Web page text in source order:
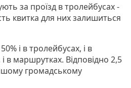
за проїзд в тролейбусах -
квитка для них залишиться
і в тролейбусах, і в
в маршрутках. Відповідно 2,5
громадському